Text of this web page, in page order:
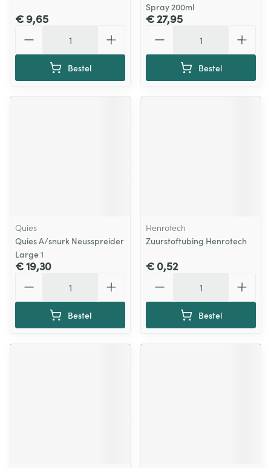
€ 9,65
Bestel
Spray 200ml
€ 27,95
Bestel
Quies
Quies A/snurk Neusspreider
Large 1
€ 19,30
Bestel
Henrotech
Zuurstoftubing Henrotech
€ 0,52
Bestel